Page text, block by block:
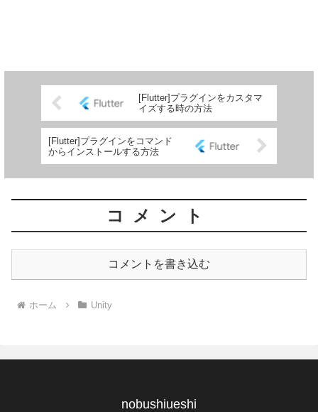
[Flutter]プラグインをカスタマ
イズする時の方法
[Flutter]プラグインをコマンド
からインストールする方法
コメント
コメントを書き込む
ホーム Unity
nobushiueshi